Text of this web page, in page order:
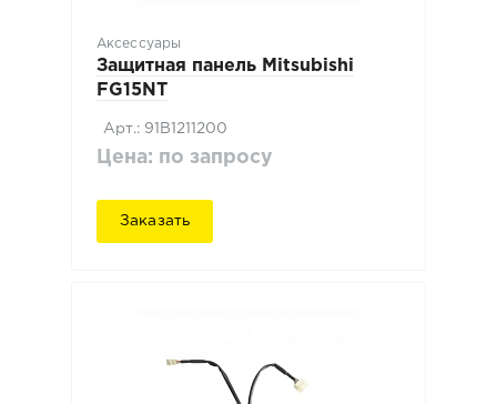
Аксессуары
Защитная панель Mitsubishi
FG15NT
Арт.: 91B1211200
Цена: по запросу
Заказать